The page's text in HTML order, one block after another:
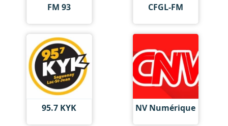
FM 93 CFGL-FM
95.7 KYK NV Numérique